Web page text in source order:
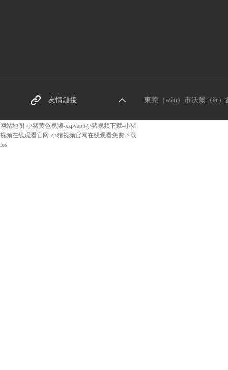
友情鏈接
東莞螺絲廠家
東莞（wǎn）市沃爾（ěr
网站地图 小猪黄色视频-xzpvapp小猪视频下载-小猪
视频在线观看官网-小猪视频官网在线观看免费下载
ios